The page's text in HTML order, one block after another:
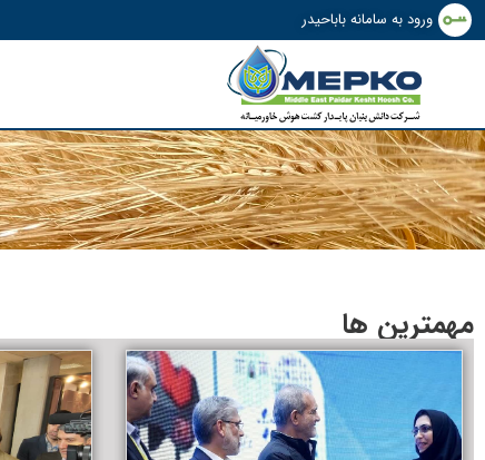
ورود به سامانه باباحیدر
مهمترین ها